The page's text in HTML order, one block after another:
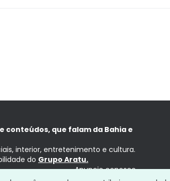
conteúdos, que falam da Bahia e
interior, entretenimento e cultura.
do Grupo Aratu.
Anuncie conosco